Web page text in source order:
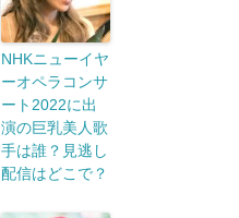
NHKニューイヤ
ーオペラコンサ
ート2022に出
演の巨乳美人歌
手は誰？見逃し
配信はどこで？